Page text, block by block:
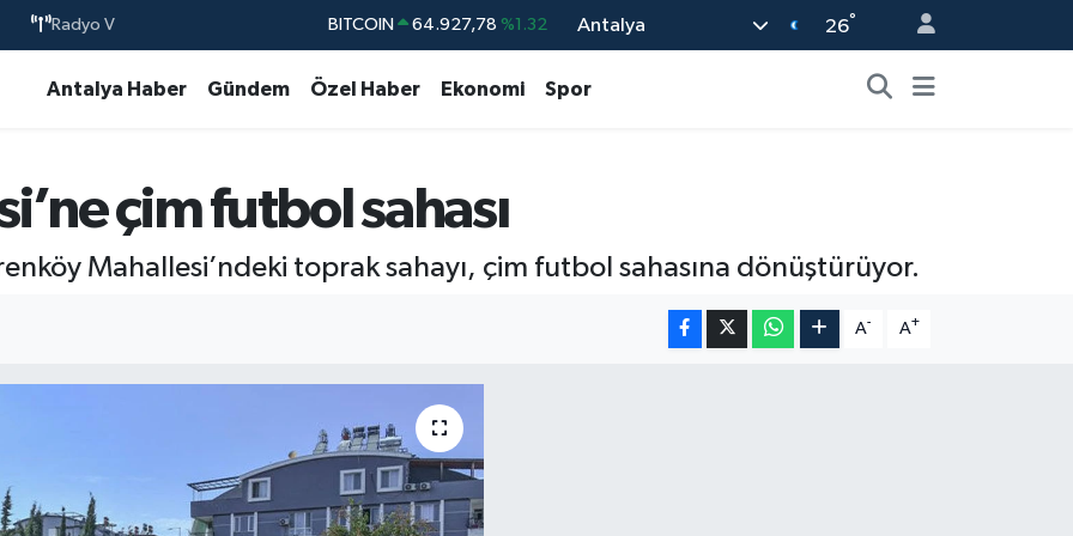
Radyo V DOLAR 47,5894 %0.08
BİST100 13.703
Antalya 26°
Antalya Haber Gündem Özel Haber Ekonomi Spor
çim futbol sahası
Mahallesi’ndeki toprak sahayı, çim futbol sahasına dönüştürüyor.
A- A+